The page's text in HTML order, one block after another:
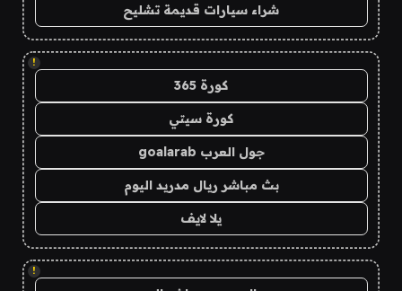
شراء سيارات قديمة تشليح
!
كورة 365
كورة سيتي
جول العرب goalarab
بث مباشر ريال مدريد اليوم
يلا لايف
!